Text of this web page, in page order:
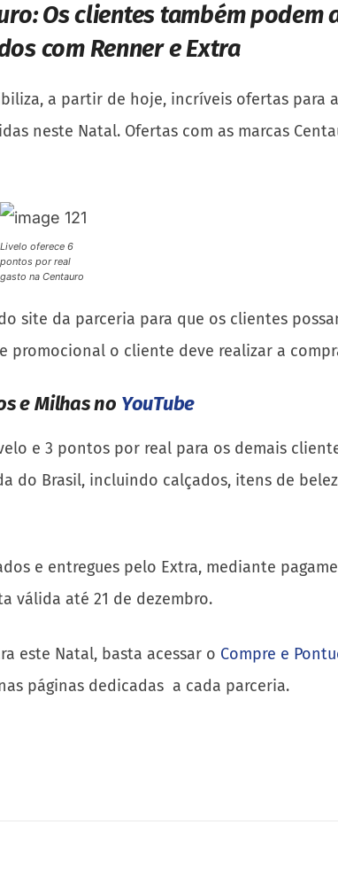
:Os clientes também
com Renner e Extra
a partir de hoje, incríveis ofertas para
neste Natal. Ofertas com as marcas
Livelo oferece 6
pontos por real
gasto na Centauro
site da parceria para que os clientes
o cliente deve realizar a
e Milhas no YouTube
e 3 pontos por real para os demais
do Brasil, incluindo calçados, itens de
e entregues pelo Extra, mediante
válida até 21 de dezembro.
este Natal, basta acessar o Compre e
páginas dedicadas a cada parceria.